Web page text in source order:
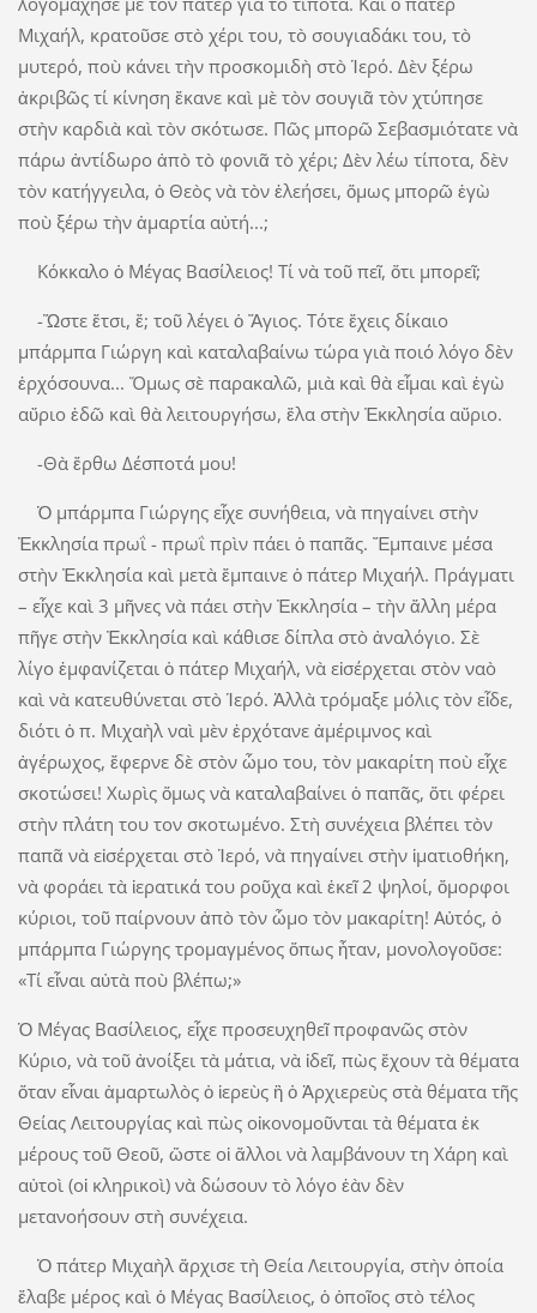
Μιχαήλ, κρατοῦσε στὸ χέρι του, τὸ σουγιαδάκι του, τὸ
μυτερό, ποὺ κάνει τὴν προσκομιδὴ στὸ Ἱερό. Δὲν ξέρω
ἀκριβῶς τί κίνηση ἔκανε καὶ μὲ τὸν σουγιᾶ τὸν χτύπησε
στὴν καρδιὰ καὶ τὸν σκότωσε. Πῶς μπορῶ Σεβασμιότατε νὰ
πάρω ἀντίδωρο ἀπὸ τὸ φονιᾶ τὸ χέρι; Δὲν λέω τίποτα, δὲν
τὸν κατήγγειλα, ὁ Θεὸς νὰ τὸν ἐλεήσει, ὅμως μπορῶ ἐγὼ
ποὺ ξέρω τὴν ἁμαρτία αὐτή...;
Κόκκαλο ὁ Μέγας Βασίλειος! Τί νὰ τοῦ πεῖ, ὅτι μπορεῖ;
-Ὥστε ἔτσι, ἔ; τοῦ λέγει ὁ Ἅγιος. Τότε ἔχεις δίκαιο
μπάρμπα Γιώργη καὶ καταλαβαίνω τώρα γιὰ ποιό λόγο δὲν
ἐρχόσουνα... Ὅμως σὲ παρακαλῶ, μιὰ καὶ θὰ εἶμαι καὶ ἐγὼ
αὔριο ἐδῶ καὶ θὰ λειτουργήσω, ἔλα στὴν Ἐκκλησία αὔριο.
-Θὰ ἔρθω Δέσποτά μου!
Ὁ μπάρμπα Γιώργης εἶχε συνήθεια, νὰ πηγαίνει στὴν
Ἐκκλησία πρωΐ - πρωΐ πρὶν πάει ὁ παπᾶς. Ἔμπαινε μέσα
στὴν Ἐκκλησία καὶ μετὰ ἔμπαινε ὁ πάτερ Μιχαήλ. Πράγματι
– εἶχε καὶ 3 μῆνες νὰ πάει στὴν Ἐκκλησία – τὴν ἄλλη μέρα
πῆγε στὴν Ἐκκλησία καὶ κάθισε δίπλα στὸ ἀναλόγιο. Σὲ
λίγο ἐμφανίζεται ὁ πάτερ Μιχαήλ, νὰ εἰσέρχεται στὸν ναὸ
καὶ νὰ κατευθύνεται στὸ Ἱερό. Ἀλλὰ τρόμαξε μόλις τὸν εἶδε,
διότι ὁ π. Μιχαὴλ ναὶ μὲν ἐρχότανε ἀμέριμνος καὶ
ἀγέρωχος, ἔφερνε δὲ στὸν ὦμο του, τὸν μακαρίτη ποὺ εἶχε
σκοτώσει! Χωρὶς ὅμως νὰ καταλαβαίνει ὁ παπᾶς, ὅτι φέρει
στὴν πλάτη του τον σκοτωμένο. Στὴ συνέχεια βλέπει τὸν
παπᾶ νὰ εἰσέρχεται στὸ Ἱερό, νὰ πηγαίνει στὴν ἱματιοθήκη,
νὰ φοράει τὰ ἱερατικά του ροῦχα καὶ ἐκεῖ 2 ψηλοί, ὄμορφοι
κύριοι, τοῦ παίρνουν ἀπὸ τὸν ὦμο τὸν μακαρίτη! Αὐτός, ὁ
μπάρμπα Γιώργης τρομαγμένος ὅπως ἦταν, μονολογοῦσε:
«Τί εἶναι αὐτὰ ποὺ βλέπω;»
Ὁ Μέγας Βασίλειος, εἶχε προσευχηθεῖ προφανῶς στὸν
Κύριο, νὰ τοῦ ἀνοίξει τὰ μάτια, νὰ ἰδεῖ, πὼς ἔχουν τὰ θέματα
ὅταν εἶναι ἁμαρτωλὸς ὁ ἱερεὺς ἢ ὁ Ἀρχιερεὺς στὰ θέματα τῆς
Θείας Λειτουργίας καὶ πὼς οἰκονομοῦνται τὰ θέματα ἐκ
μέρους τοῦ Θεοῦ, ὥστε οἱ ἄλλοι νὰ λαμβάνουν τη Χάρη καὶ
αὐτοὶ (οἱ κληρικοὶ) νὰ δώσουν τὸ λόγο ἐὰν δὲν
μετανοήσουν στὴ συνέχεια.
Ὁ πάτερ Μιχαὴλ ἄρχισε τὴ Θεία Λειτουργία, στὴν ὁποία
ἔλαβε μέρος καὶ ὁ Μέγας Βασίλειος, ὁ ὁποῖος στὸ τέλος